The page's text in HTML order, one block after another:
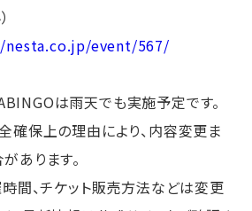
event/567/
は雨天でも実施予定です。
確保上の理由により、内容変更ま
あります。
時間、チケット販売方法などは変更